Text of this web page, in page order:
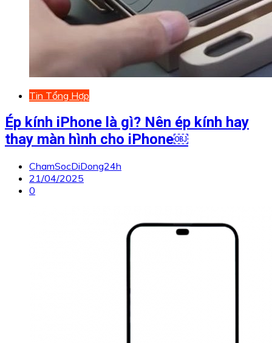
Tin Tổng Hợp
Ép kính iPhone là gì? Nên ép kính hay
thay màn hình cho iPhone￼
ChamSocDiDong24h
21/04/2025
0